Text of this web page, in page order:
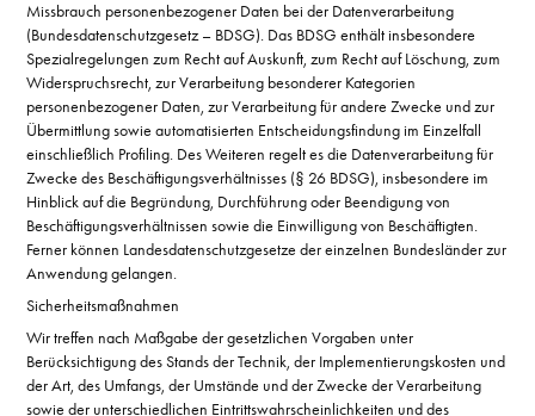
Missbrauch personenbezogener Daten bei der Datenverarbeitung
(Bundesdatenschutzgesetz – BDSG). Das BDSG enthält insbesondere
Spezialregelungen zum Recht auf Auskunft, zum Recht auf Löschung, zum
Widerspruchsrecht, zur Verarbeitung besonderer Kategorien
personenbezogener Daten, zur Verarbeitung für andere Zwecke und zur
Übermittlung sowie automatisierten Entscheidungsfindung im Einzelfall
einschließlich Profiling. Des Weiteren regelt es die Datenverarbeitung für
Zwecke des Beschäftigungsverhältnisses (§ 26 BDSG), insbesondere im
Hinblick auf die Begründung, Durchführung oder Beendigung von
Beschäftigungsverhältnissen sowie die Einwilligung von Beschäftigten.
Ferner können Landesdatenschutzgesetze der einzelnen Bundesländer zur
Anwendung gelangen.
Sicherheitsmaßnahmen
Wir treffen nach Maßgabe der gesetzlichen Vorgaben unter
Berücksichtigung des Stands der Technik, der Implementierungskosten und
der Art, des Umfangs, der Umstände und der Zwecke der Verarbeitung
sowie der unterschiedlichen Eintrittswahrscheinlichkeiten und des